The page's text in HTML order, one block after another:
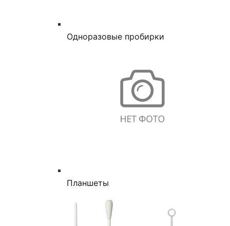
Одноразовые пробирки
Планшеты